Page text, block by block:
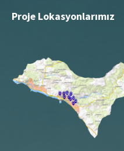
Proje Lokasyonlarımız